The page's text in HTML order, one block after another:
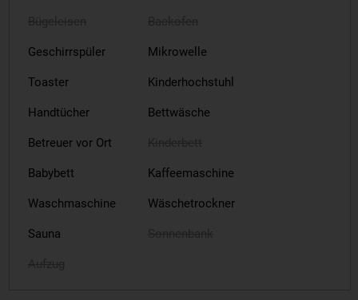
Geschirrspüler Mikrowelle
Toaster Kinderhochstuhl
Handtücher Bettwäsche
Betreuer vor Ort
Babybett Kaffeemaschine
Waschmaschine Wäschetrockner
Sauna